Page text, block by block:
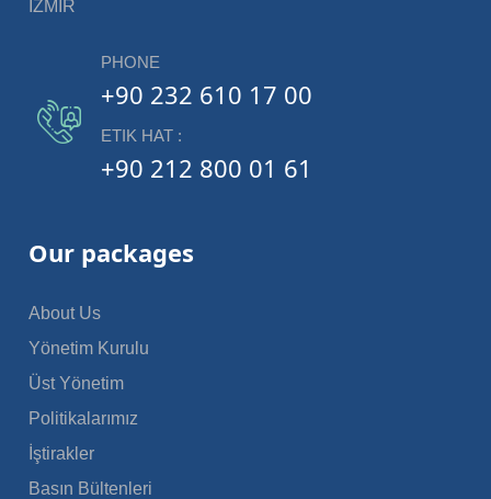
İZMİR
PHONE
+90 232 610 17 00
ETIK HAT :
+90 212 800 01 61
Our packages
About Us
Yönetim Kurulu
Üst Yönetim
Politikalarımız
İştirakler
Basın Bültenleri